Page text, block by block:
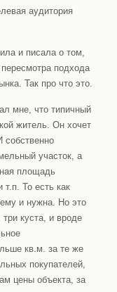
аудитория
и писала о том,
пересмотра подхода
Так про что это.
мне, что типичный
житель. Он хочет
собственно
участок, а
площадь
т.п. То есть как
и нужна. Но это
куста, и вроде
кв.м. за те же
покупателей,
цены объекта, за